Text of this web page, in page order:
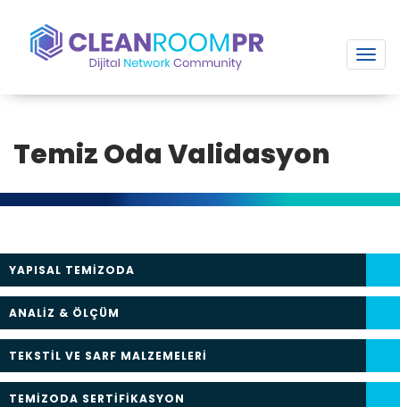
Temiz Oda Validasyon
YAPISAL TEMİZODA
ANALİZ & ÖLÇÜM
TEKSTİL VE SARF MALZEMELERİ
TEMİZODA SERTİFİKASYON